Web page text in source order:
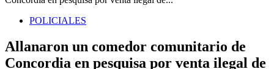
POLICIALES
Allanaron un comedor comunitario de
Concordia en pesquisa por venta ilegal de